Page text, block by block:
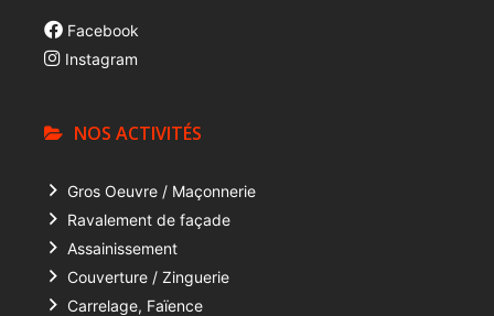
Facebook
Instagram
NOS ACTIVITÉS
Gros Oeuvre / Maçonnerie
Ravalement de façade
Assainissement
Couverture / Zinguerie
Carrelage, Faïence